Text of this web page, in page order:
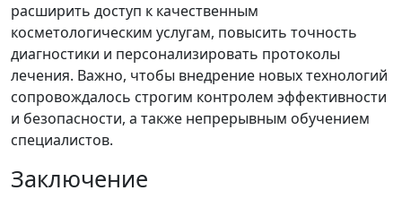
расширить доступ к качественным
косметологическим услугам, повысить точность
диагностики и персонализировать протоколы
лечения. Важно, чтобы внедрение новых технологий
сопровождалось строгим контролем эффективности
и безопасности, а также непрерывным обучением
специалистов.
Заключение